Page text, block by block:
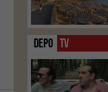
DEPO TV